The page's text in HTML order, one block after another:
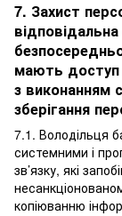
7. Захист
мають доступ
з виконанням
зберігання
7.1. Володільця
системними і
зв’язку, які
копіюванню